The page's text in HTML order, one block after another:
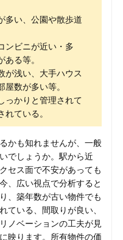
多い、公園や散歩道
ンビニが近い・多
る等。
が浅い、大手ハウス
屋数が多い等。
っかりと管理されて
ている。
かも知れませんが、一般
でしょうか。駅から近
セス面で不安があっても
、広い視点で分析すると
、築年数が古い物件でも
ている、間取りが良い、
ノベーションの工夫が見
映ります。所有物件の価